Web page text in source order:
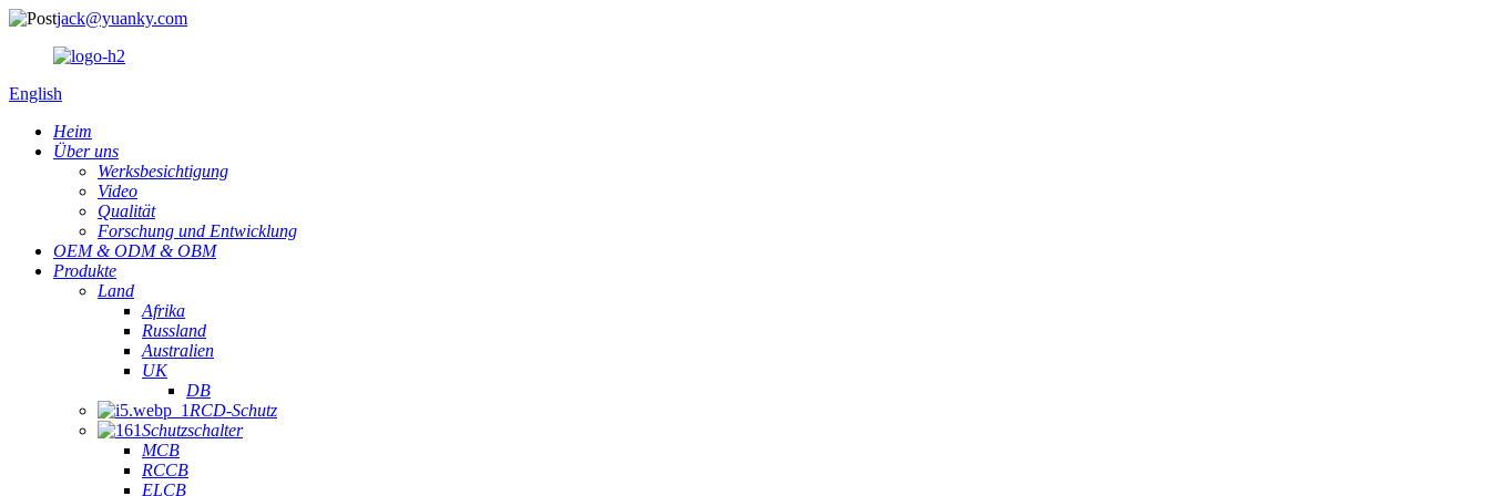
jack@yuanky.com
English
Heim
Über uns
Werksbesichtigung
Video
Qualität
Forschung und Entwicklung
OEM & ODM & OBM
Produkte
Land
Afrika
Russland
Australien
UK
DB
RCD-Schutz
Schutzschalter
MCB
RCCB
ELCB